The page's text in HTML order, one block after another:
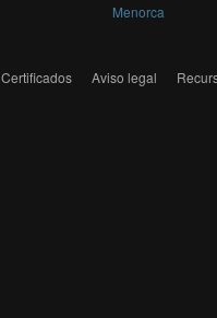
Menorca
Certificados Aviso legal